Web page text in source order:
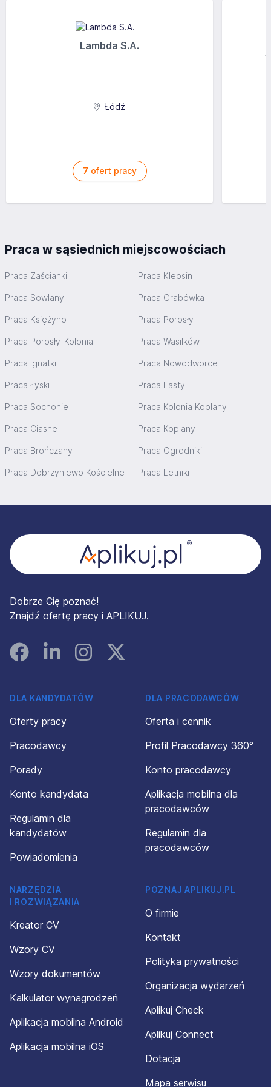
Lambda S.A.
Łódź
7 ofert pracy
Praca w sąsiednich miejscowościach
Praca Zaścianki Praca Kleosin
Praca Sowlany Praca Grabówka
Praca Księżyno Praca Porosły
Praca Porosły-Kolonia Praca Wasilków
Praca Ignatki Praca Nowodworce
Praca Łyski Praca Fasty
Praca Sochonie Praca Kolonia Koplany
Praca Ciasne Praca Koplany
Praca Brończany Praca Ogrodniki
Praca Dobrzyniewo Kościelne Praca Letniki
Dobrze Cię poznać!
Znajdź ofertę pracy i APLIKUJ.
FacebookLinked InInstagramInstagram
DLA KANDYDATÓW
Oferty pracy
Pracodawcy
Porady
Konto kandydata
Regulamin dla
kandydatów
Powiadomienia
DLA PRACODAWCÓW
Oferta i cennik
Profil Pracodawcy 360°
Konto pracodawcy
Aplikacja mobilna dla
pracodawców
Regulamin dla
pracodawców
NARZĘDZIA
I ROZWIĄZANIA
Kreator CV
Wzory CV
Wzory dokumentów
Kalkulator wynagrodzeń
Aplikacja mobilna Android
Aplikacja mobilna iOS
POZNAJ APLIKUJ.PL
O firmie
Kontakt
Polityka prywatności
Organizacja wydarzeń
Aplikuj Check
Aplikuj Connect
Dotacja
Mapa serwisu